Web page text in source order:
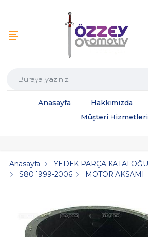
Anasayfa Hakkımızda
Müşteri Hizmetleri
Anasayfa
YEDEK PARÇA KATALOĞU
S80 1999-2006
MOTOR AKSAMI